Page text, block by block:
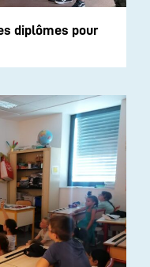
diplômes pour